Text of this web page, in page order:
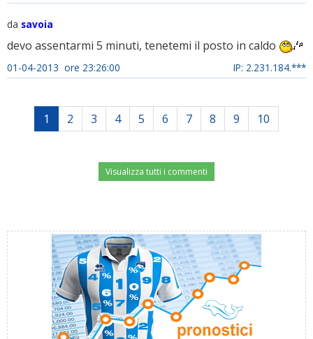
da savoia
devo assentarmi 5 minuti, tenetemi il posto in caldo
01-04-2013 ore 23:26:00 IP: 2.231.184.***
1 2 3 4 5 6 7 8 9 10
Visualizza tutti i commenti